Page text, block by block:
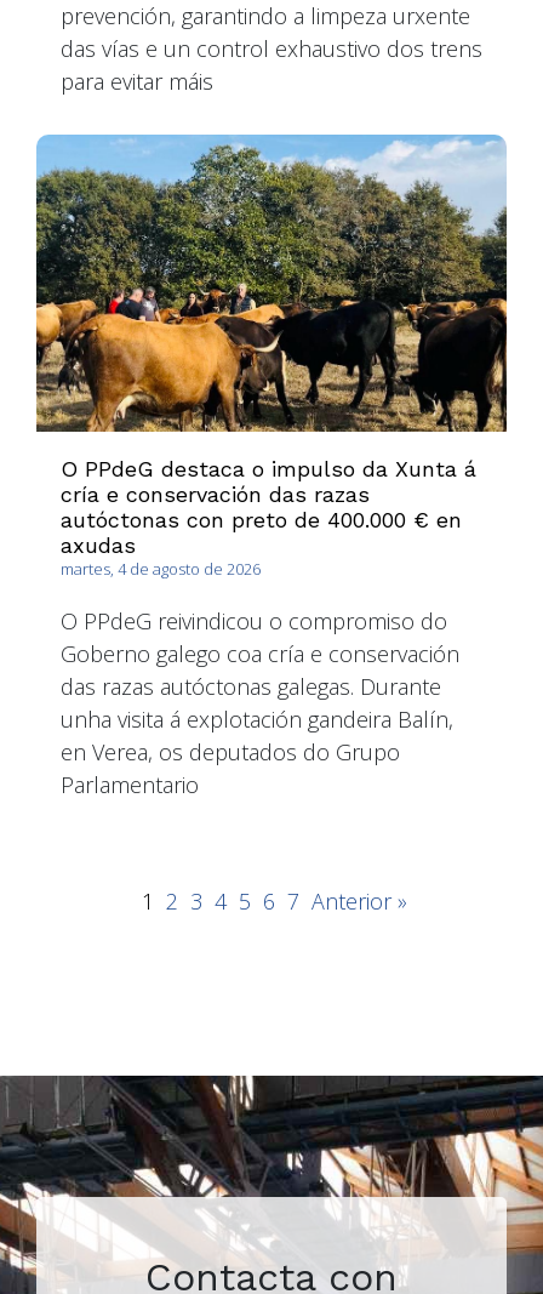
prevención, garantindo a limpeza urxente
das vías e un control exhaustivo dos trens
para evitar máis
O PPdeG destaca o impulso da Xunta á
cría e conservación das razas
autóctonas con preto de 400.000 € en
axudas
martes, 4 de agosto de 2026
O PPdeG reivindicou o compromiso do
Goberno galego coa cría e conservación
das razas autóctonas galegas. Durante
unha visita á explotación gandeira Balín,
en Verea, os deputados do Grupo
Parlamentario
1 2 3 4 5 6 7 Anterior »
Contacta con